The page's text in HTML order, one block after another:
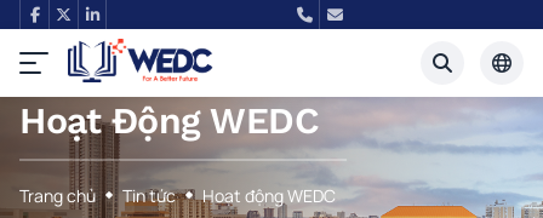
English
Hoạt Động WEDC
Trang chủ Tin tức Hoạt động WEDC